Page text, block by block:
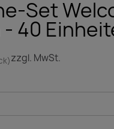
Set
40
zzgl. MwSt.